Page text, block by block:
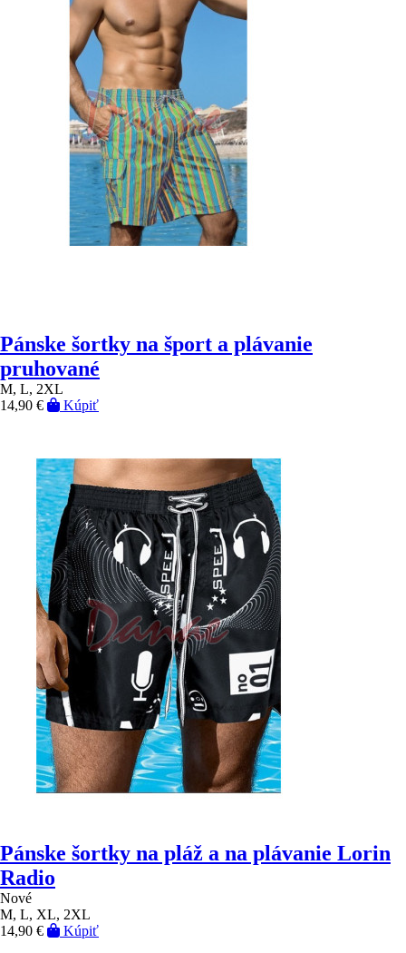
Pánske šortky na šport a plávanie
pruhované
M, L, 2XL
14,90 €
Kúpiť
Pánske šortky na pláž a na plávanie Lorin
Radio
Nové
M, L, XL, 2XL
14,90 €
Kúpiť